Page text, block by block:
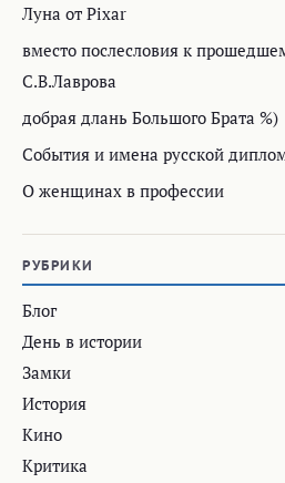
Луна от Pixar
вместо послесловия к
С.В.Лаврова
добрая длань Большого Брата %)
События и имена русской
О женщинах в профессии
РУБРИКИ
Блог
День в истории
Замки
История
Кино
Критика